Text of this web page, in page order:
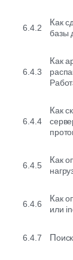
6.4.2
Как сделать импорт или экспорт
базы
6.4.3
Как архивировать и
6.4.4
Как скопировать файлы с
6.4.5
Как определить что создает
6.4.6
Как определять сколько места
или
6.4.7